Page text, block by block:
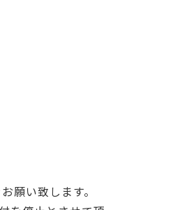
願い致します。